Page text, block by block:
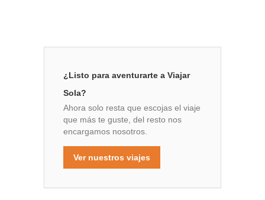
¿Listo para aventurarte a Viajar
Sola?
Ahora solo resta que escojas el viaje
que más te guste, del resto nos
encargamos nosotros.
Ver nuestros viajes